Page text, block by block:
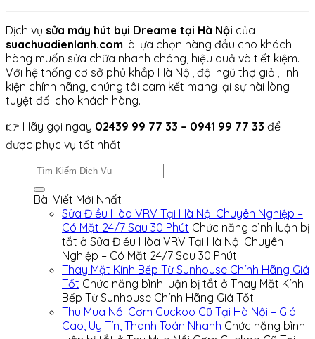
Dịch vụ sửa máy hút bụi Dreame tại Hà Nội của
suachuadienlanh.com là lựa chọn hàng đầu cho khách
hàng muốn sửa chữa nhanh chóng, hiệu quả và tiết kiệm.
Với hệ thống cơ sở phủ khắp Hà Nội, đội ngũ thợ giỏi, linh
kiện chính hãng, chúng tôi cam kết mang lại sự hài lòng
tuyệt đối cho khách hàng.
👉 Hãy gọi ngay 02439 99 77 33 – 0941 99 77 33 để
được phục vụ tốt nhất.
Bài Viết Mới Nhất
Sửa Điều Hòa VRV Tại Hà Nội Chuyên Nghiệp –
Có Mặt 24/7 Sau 30 Phút Chức năng bình luận bị
tắt ở Sửa Điều Hòa VRV Tại Hà Nội Chuyên
Nghiệp – Có Mặt 24/7 Sau 30 Phút
Thay Mặt Kính Bếp Từ Sunhouse Chính Hãng Giá
Tốt Chức năng bình luận bị tắt ở Thay Mặt Kính
Bếp Từ Sunhouse Chính Hãng Giá Tốt
Thu Mua Nồi Cơm Cuckoo Cũ Tại Hà Nội – Giá
Cao, Uy Tín, Thanh Toán Nhanh Chức năng bình